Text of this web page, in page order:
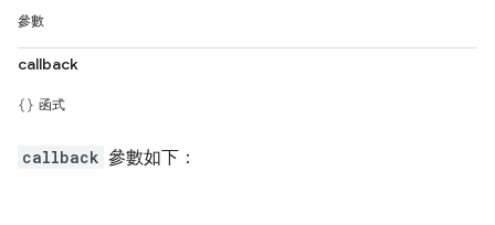
參數
callback
函式
callback 參數如下：